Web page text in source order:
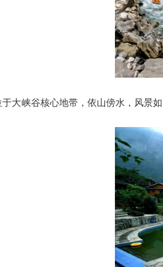
大峡谷核心地带，依山傍水，风景